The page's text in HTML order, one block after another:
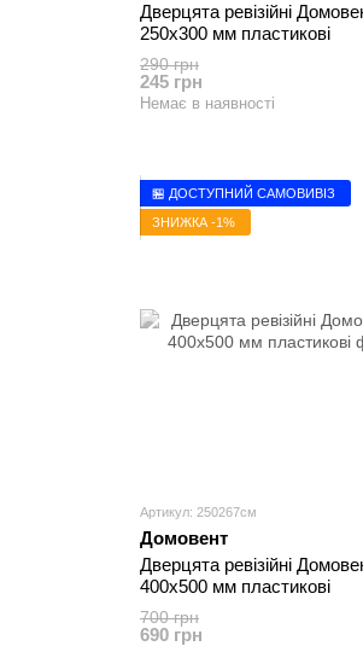
Дверцята ревізійні
250х300 мм пластикові
290 грн
245 грн
Немає в наявності
🏪 ДОСТУПНИЙ САМОВИВІЗ
ЗНИЖКА -1%
Артикул: 250267см
Домовент
Дверцята ревізійні
400х500 мм пластикові
700 грн
690 грн